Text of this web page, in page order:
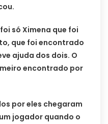
só Ximena que foi
que foi encontrado
ajuda dos dois. O
encontrado por
por eles chegaram
jogador quando o